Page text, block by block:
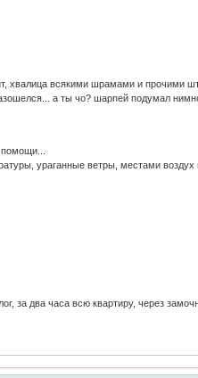
хвалица всякими шрамами и прочими
а ты чо? шарпей подумал
ypаганные ветры, местами воздух
за два часа всю квартиру, через